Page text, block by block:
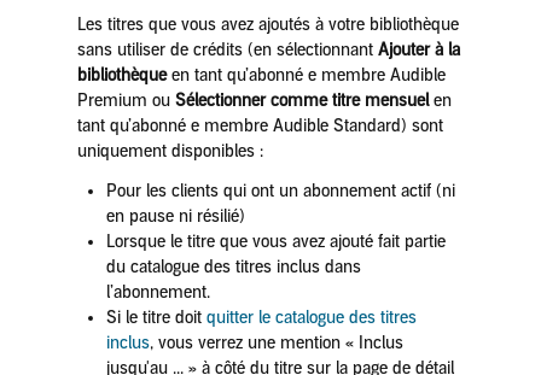
Les titres que vous avez ajoutés à votre bibliothèque
sans utiliser de crédits (en sélectionnant Ajouter à la
bibliothèqueen tant qu’abonné e membre Audible
Premium ou Sélectionner comme titre mensuelen
tant qu’abonné e membre Audible Standard) sont
uniquement disponibles :
Pour les clients qui ont un abonnement actif (ni
en pause ni résilié)
Lorsque le titre que vous avez ajouté fait partie
du catalogue des titres inclus dans
l’abonnement.
Si le titre doitquitter le catalogue des titres
inclus, vous verrez une mention « Inclus
jusqu'au ... » à côté du titre sur la page de détail